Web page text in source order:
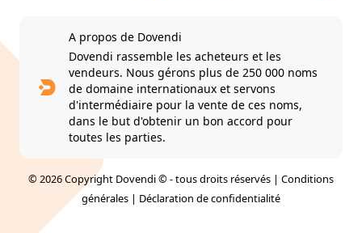
A propos de Dovendi
Dovendi rassemble les acheteurs et les
vendeurs. Nous gérons plus de 250 000 noms
de domaine internationaux et servons
d'intermédiaire pour la vente de ces noms,
dans le but d'obtenir un bon accord pour
toutes les parties.
© 2026 Copyright Dovendi © - tous droits réservés | Conditions
générales | Déclaration de confidentialité